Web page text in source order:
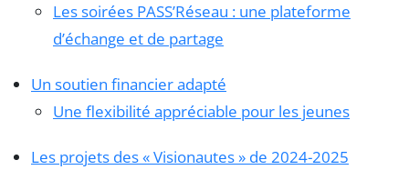
Les soirées PASS’Réseau : une plateforme
d’échange et de partage
Un soutien financier adapté
Une flexibilité appréciable pour les jeunes
Les projets des « Visionautes » de 2024-2025